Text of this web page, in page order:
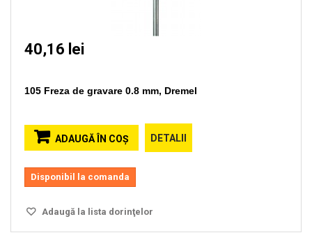
40,16 lei
105 Freza de gravare 0.8 mm, Dremel
ADAUGĂ ÎN COŞ DETALII
Disponibil la comanda
Adaugă la lista dorinţelor